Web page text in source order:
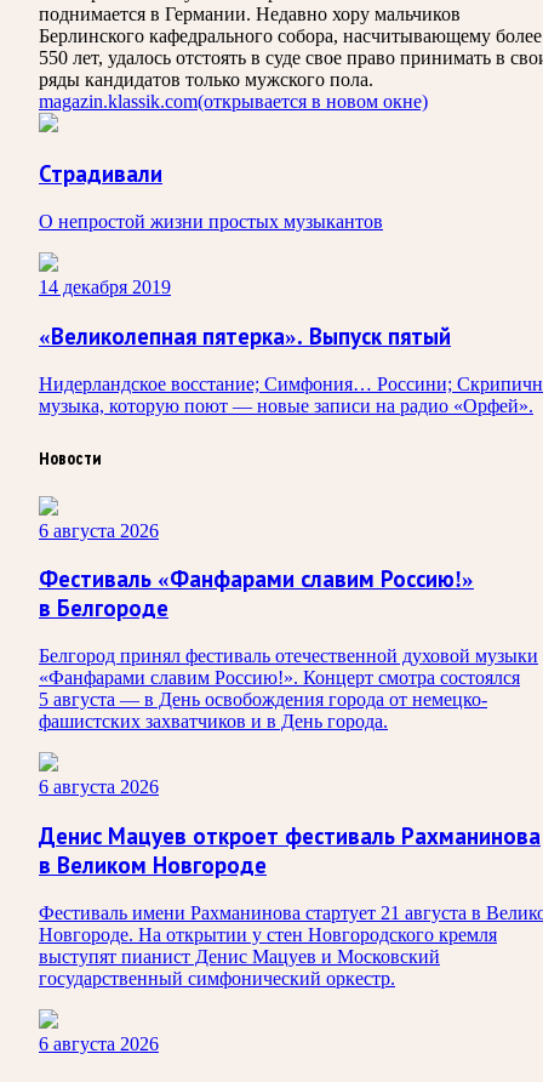
поднимается в Германии. Недавно хору мальчиков
Берлинского кафедрального собора, насчитывающему более
550 лет, удалось отстоять в суде свое право принимать в
ряды кандидатов только мужского пола.
magazin.klassik.com(открывается в новом окне)
Страдивали
О непростой жизни простых музыкантов
14 декабря 2019
«Великолепная пятерка». Выпуск пятый
Нидерландское восстание; Симфония… Россини;
музыка, которую поют — новые записи на радио «Орфей».
Новости
6 августа 2026
Фестиваль «Фанфарами славим Россию!»
в Белгороде
Белгород принял фестиваль отечественной духовой музыки
«Фанфарами славим Россию!». Концерт смотра состоялся
5 августа — в День освобождения города от немецко-
фашистских захватчиков и в День города.
6 августа 2026
Денис Мацуев откроет фестиваль Рахманинова
в Великом Новгороде
Фестиваль имени Рахманинова стартует 21 августа в
Новгороде. На открытии у стен Новгородского кремля
выступят пианист Денис Мацуев и Московский
государственный симфонический оркестр.
6 августа 2026